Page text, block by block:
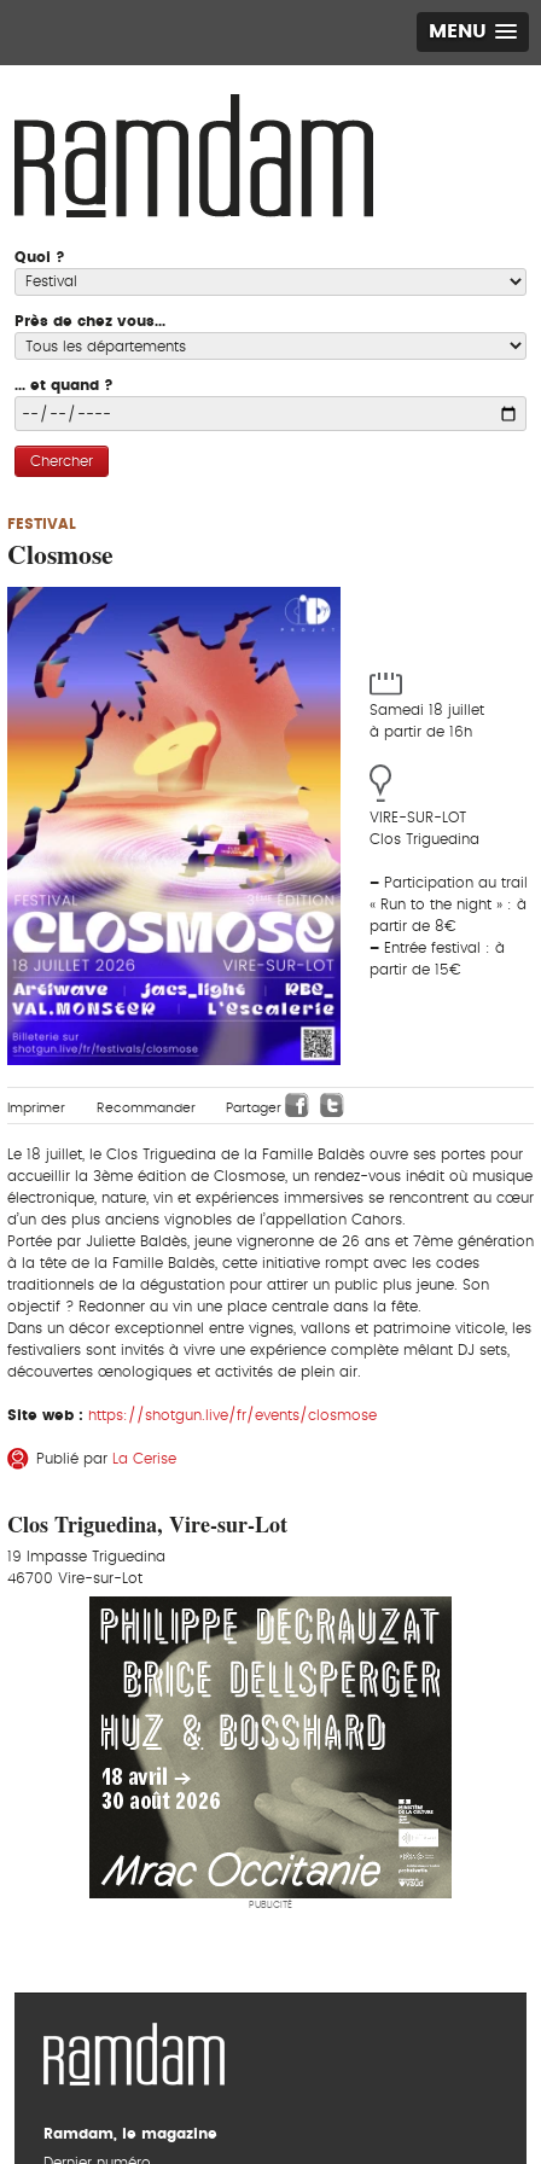
MENU
Quoi ?
Près de chez vous...
... et quand ?
Chercher
FESTIVAL
Closmose
Samedi 18 juillet
à partir de 16h
VIRE-SUR-LOT
Clos Triguedina
– Participation au trail
« Run to the night » : à
partir de 8€
– Entrée festival : à
partir de 15€
Imprimer Recommander Partager
Le 18 juillet, le Clos Triguedina de la Famille Baldès ouvre ses portes pour
accueillir la 3ème édition de Closmose, un rendez-vous inédit où musique
électronique, nature, vin et expériences immersives se rencontrent au cœur
d’un des plus anciens vignobles de l’appellation Cahors.
Portée par Juliette Baldès, jeune vigneronne de 26 ans et 7ème génération
à la tête de la Famille Baldès, cette initiative rompt avec les codes
traditionnels de la dégustation pour attirer un public plus jeune. Son
objectif ? Redonner au vin une place centrale dans la fête.
Dans un décor exceptionnel entre vignes, vallons et patrimoine viticole, les
festivaliers sont invités à vivre une expérience complète mêlant DJ sets,
découvertes œnologiques et activités de plein air.
Site web : https://shotgun.live/fr/events/closmose
Publié par La Cerise
Clos Triguedina, Vire-sur-Lot
19 Impasse Triguedina
46700 Vire-sur-Lot
PUBLICITÉ
Ramdam, le magazine